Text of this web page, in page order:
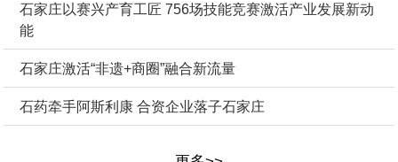
石家庄以赛兴产育工匠 756场技能竞赛激活产业发展新动
能
石家庄激活“非遗+商圈”融合新流量
石药牵手阿斯利康 合资企业落子石家庄